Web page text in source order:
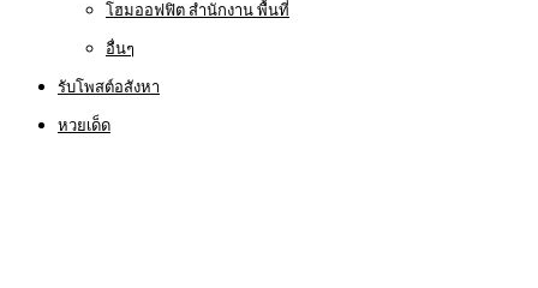
โฮมออฟฟิต สำนักงาน พื้นที่
อื่นๆ
รับโพสต์อสังหา
หวยเด็ด